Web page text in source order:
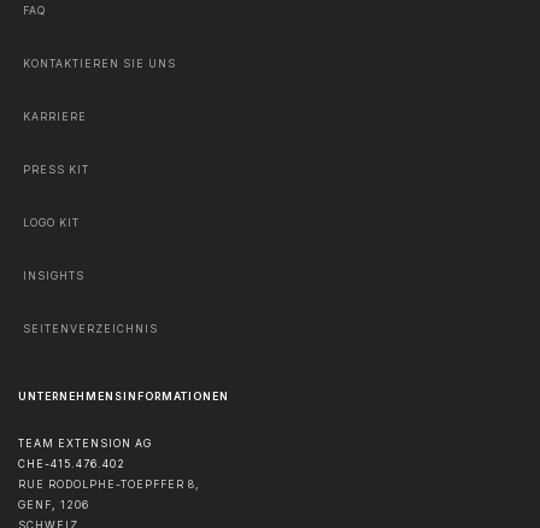
FAQ
KONTAKTIEREN SIE UNS
KARRIERE
PRESS KIT
LOGO KIT
INSIGHTS
SEITENVERZEICHNIS
UNTERNEHMENSINFORMATIONEN
TEAM EXTENSION AG
CHE-415.476.402
RUE RODOLPHE-TOEPFFER 8,
GENF, 1206